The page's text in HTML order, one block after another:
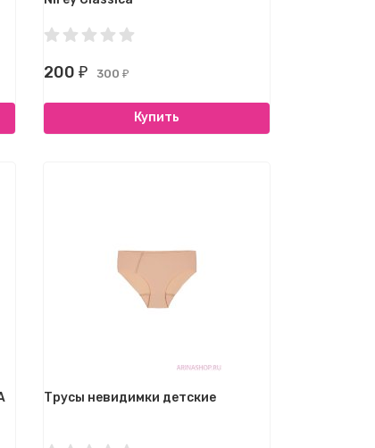
200 ₽ 300 ₽
Купить
Трусы невидимки детские